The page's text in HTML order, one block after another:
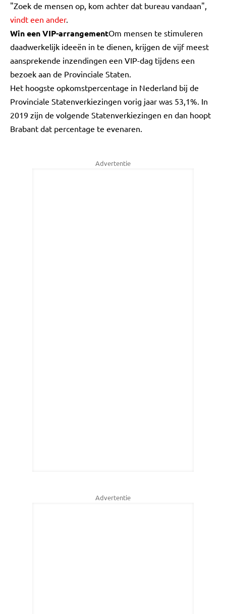
"Zoek de mensen op, kom achter dat bureau vandaan",
vindt een ander.
Win een VIP-arrangementOm mensen te stimuleren
daadwerkelijk ideeën in te dienen, krijgen de vijf meest
aansprekende inzendingen een VIP-dag tijdens een
bezoek aan de Provinciale Staten.
Het hoogste opkomstpercentage in Nederland bij de
Provinciale Statenverkiezingen vorig jaar was 53,1%. In
2019 zijn de volgende Statenverkiezingen en dan hoopt
Brabant dat percentage te evenaren.
Advertentie
Advertentie